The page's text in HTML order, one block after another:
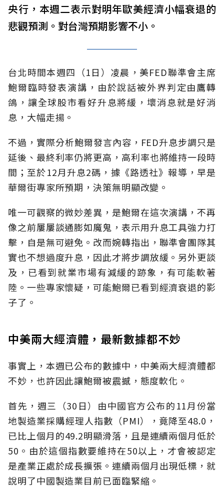
央行，本週二表示對明年歐美經濟小幅衰退的
悲觀預測。對台灣預期影響不小。
台北時間本週四（1日）凌晨，美FED聯準會主席
鮑爾臨時發表演講，由於說話被外界判定由鷹轉
鴿，讓全球股市看好升息將緩，壞消息就是好消
息，大幅走揚。
不過，實際分析鮑爾發言內容，FED升息步調只是
延後、最終利率仍將更高，高利率也將維持一段時
間；至於12月升息2碼，據《路透社》報導，早是
華爾街專家所預期，決策無明顯改變。
唯一可觀察的微妙差異，是鮑爾在這次演講，不再
像之前屢屢談通膨如魔鬼，表示用升息工具強力打
擊，自是無可避免。改而婉轉指出，聯準會團隊其
實也不想過度升息，因此才將步調放緩。另外更談
及，已看到就業市場有減緩的跡象，有可能軟著
陸。一些專家懷疑，可能鮑爾已看到經濟衰退的影
子了。
中美兩大經濟體，最新數據都不妙
事實上，本週已公布的數據中，中美兩大經濟體都
不妙，也許因此讓鮑爾被震撼，態度軟化。
首先，週三（30日）由中國官方公布的11月份當
地製造業採購經理人指數（PMI），竟降至48.0，
已比上個月的49.2明顯滑落，且是連續兩個月低於
50。由於這個指數要維持在50以上，才會被認定
是產業正處於成長擴張。連續兩個月出現低標，就
說明了中國製造業目前已面臨緊縮。